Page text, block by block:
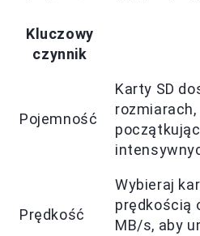
Kluczowy
czynnik
Pojemność
Karty SD
rozmiarach,
Prędkość
Wybieraj
prędkością
MB/s, aby